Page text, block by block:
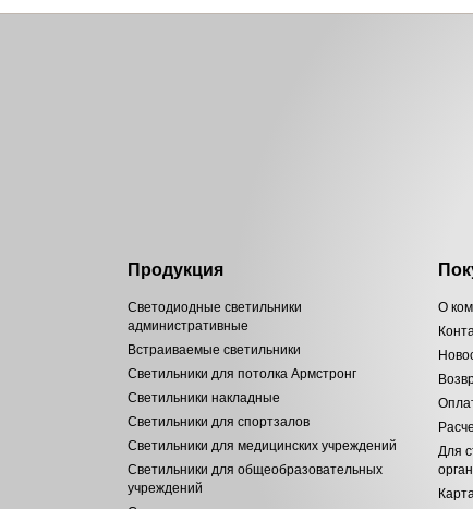
Продукция
Светодиодные светильники
административные
Встраиваемые светильники
Светильники для потолка Армстронг
Светильники накладные
Светильники для спортзалов
Светильники для медицинских учреждений
Светильники для общеобразовательных
учреждений
О
Для